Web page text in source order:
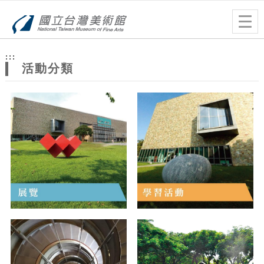
站
主
題
:::
活動分類